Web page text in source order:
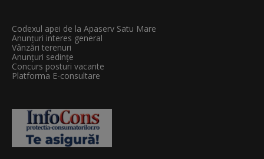
Codexul apei de la Apaserv Satu Mare
Anunțuri interes general
Vânzări terenuri
Anunțuri sedințe
Concurs posturi vacante
Platforma E-consultare